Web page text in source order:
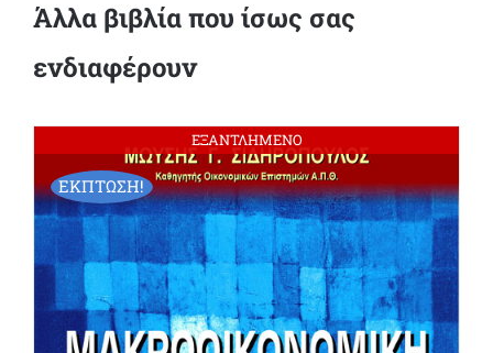
Άλλα βιβλία που ίσως σας
ενδιαφέρουν
ΕΞΑΝΤΛΗΜΕΝΟ
ΕΚΠΤΩΣΗ!